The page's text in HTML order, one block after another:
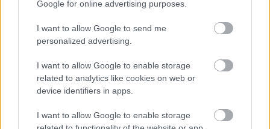
Google for online advertising purposes.
I want to allow Google to send me
personalized advertising.
I want to allow Google to enable storage
related to analytics like cookies on web or
device identifiers in apps.
I want to allow Google to enable storage
csapathoz igazolt.
A Red Bull legutóbb Miamiban vetett be nagyobb
csomagot, most pedig újabb adag érkezik. A
hangsúly ezúttal főleg az autó tömegén lehet,
kilós minimumsúlynál.